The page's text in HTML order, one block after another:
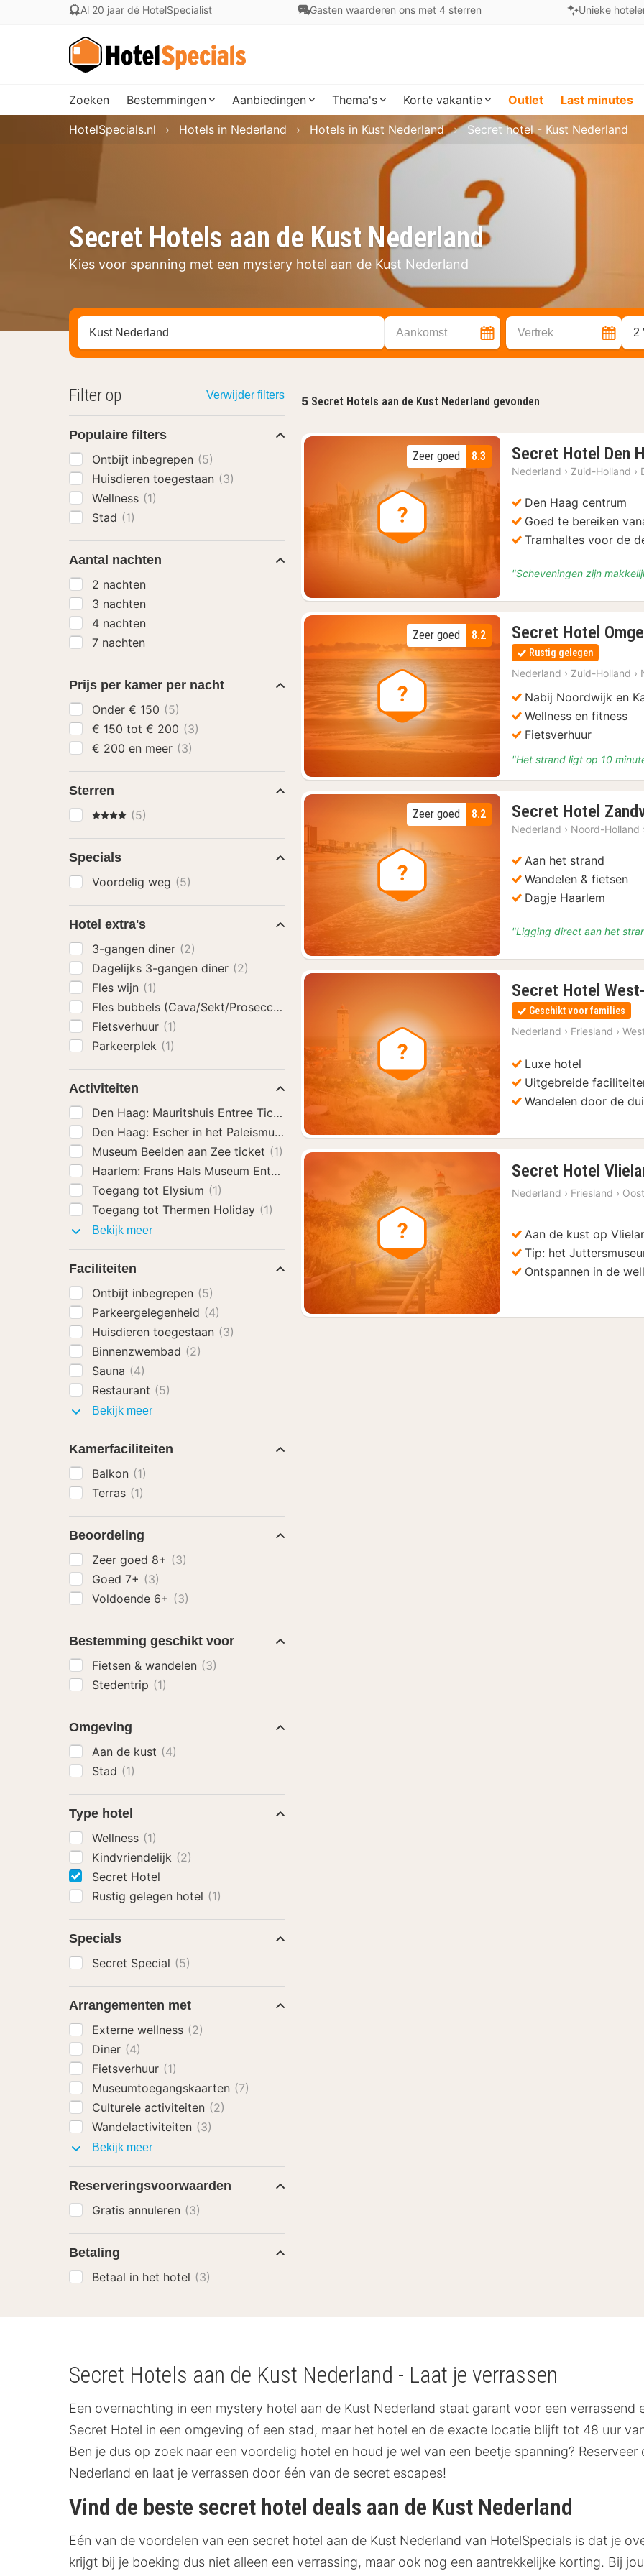
Al 20 jaar dé HotelSpecialist Gasten waarderen ons met 4 sterren Unieke
Zoeken Bestemmingen Aanbiedingen Thema's Korte vakantie Outlet Last minutes
Secret Hotels aan de Kust Nederland
Kies voor spanning met een mystery hotel aan de Kust Nederland
HotelSpecials.nl Hotels in Nederland Hotels in Kust Nederland Secret hotel - Kust Nederland
Zoek op hotel, regio of stad Aankomst Vertrek 2
5 Secret Hotels aan de Kust Nederland gevonden
8.3
Zeer goed Secret Hotel Den
Nederland › Zuid-Holland ›
Den Haag centrum
Goed te bereiken
Tramhaltes voor de
"Scheveningen zijn
8.2
Zeer goed Secret Hotel
Rustig gelegen
Nederland › Zuid-Holland ›
Nabij Noordwijk en
Wellness en fitness
Fietsverhuur
"Het strand ligt op 10
8.2
Zeer goed Secret Hotel
Nederland › Noord-Holland
Aan het strand
Wandelen & fietsen
Dagje Haarlem
"Ligging direct aan het
Secret Hotel
Geschikt voor families
Nederland › Friesland ›
Luxe hotel
Uitgebreide
Wandelen door de
Secret Hotel
Nederland › Friesland ›
Aan de kust op
Tip: het
Ontspannen in de
Filter op Verwijder filters
Populaire filters
Ontbijt inbegrepen (5)
Huisdieren toegestaan (3)
Wellness (1)
Stad (1)
Aantal nachten
2 nachten
3 nachten
4 nachten
7 nachten
Prijs per kamer per nacht
Onder € 150 (5)
€ 150 tot € 200 (3)
€ 200 en meer (3)
Sterren
4 Sterren
(5)
Specials
Voordelig weg (5)
Hotel extra's
3-gangen diner (2)
Dagelijks 3-gangen diner (2)
Fles wijn (1)
Fles bubbels (Cava/Sekt/Prosecco)
Fietsverhuur (1)
Parkeerplek (1)
Activiteiten
Den Haag: Mauritshuis Entree Ticket
(1)
Den Haag: Escher in het Paleismuseum Ticket(1)
Museum Beelden aan Zee ticket (1)
Haarlem: Frans Hals Museum Entree Ticket met audiogids
Toegang tot Elysium (1)
Toegang tot Thermen Holiday (1)
Bekijk meerActiviteiten
Faciliteiten
Ontbijt inbegrepen (5)
Parkeergelegenheid (4)
Huisdieren toegestaan (3)
Binnenzwembad (2)
Sauna (4)
Restaurant (5)
Bekijk meerFaciliteiten
Kamerfaciliteiten
Balkon (1)
Terras (1)
Beoordeling
Zeer goed 8+ (3)
Goed 7+ (3)
Voldoende 6+ (3)
Bestemming geschikt voor
Fietsen & wandelen (3)
Stedentrip (1)
Omgeving
Aan de kust (4)
Stad (1)
Type hotel
Wellness (1)
Kindvriendelijk (2)
Secret Hotel
Rustig gelegen hotel (1)
Specials
Secret Special (5)
Arrangementen met
Externe wellness (2)
Diner (4)
Fietsverhuur (1)
Museumtoegangskaarten (7)
Culturele activiteiten (2)
Wandelactiviteiten (3)
Bekijk meerArrangementen
Reserveringsvoorwaarden
Gratis annuleren (3)
Betaling
Betaal in het hotel (3)
Secret Hotels aan de Kust Nederland - Laat je verrassen
Een overnachting in een mystery hotel aan de Kust Nederland staat garant voor een verrassend
Secret Hotel in een omgeving of een stad, maar het hotel en de exacte locatie blijft tot 48 uur
Ben je dus op zoek naar een voordelig hotel en houd je wel van een beetje spanning?
Nederland en laat je verrassen door één van de secret escapes!
Vind de beste secret hotel deals aan de Kust Nederland
Eén van de voordelen van een secret hotel aan de Kust Nederland van HotelSpecials is dat je
krijgt bij je boeking dus niet alleen een verrassing, maar ook nog een aantrekkelijke korting. Bij